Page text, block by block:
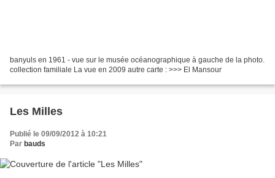
banyuls en 1961 - vue sur le musée océanographique à gauche de la photo.
collection familiale La vue en 2009 autre carte : >>> El Mansour
Les Milles
Publié le 09/09/2012 à 10:21
Par bauds